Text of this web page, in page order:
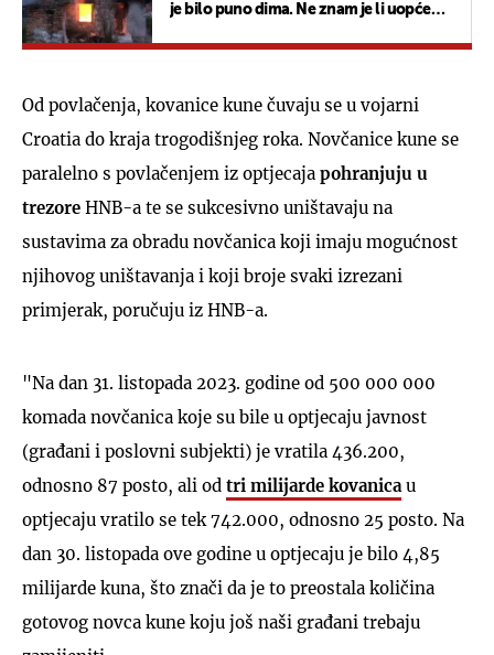
je bilo puno dima. Ne znam je li uopće
Od povlačenja, kovanice kune čuvaju se u vojarni
Croatia do kraja trogodišnjeg roka. Novčanice kune se
paralelno s povlačenjem iz optjecaja pohranjuju u
trezore HNB-a te se sukcesivno uništavaju na
sustavima za obradu novčanica koji imaju mogućnost
njihovog uništavanja i koji broje svaki izrezani
primjerak, poručuju iz HNB-a.
"Na dan 31. listopada 2023. godine od 500 000 000
komada novčanica koje su bile u optjecaju javnost
(građani i poslovni subjekti) je vratila 436.200,
odnosno 87 posto, ali od tri milijarde kovanica u
optjecaju vratilo se tek 742.000, odnosno 25 posto. Na
dan 30. listopada ove godine u optjecaju je bilo 4,85
milijarde kuna, što znači da je to preostala količina
gotovog novca kune koju još naši građani trebaju